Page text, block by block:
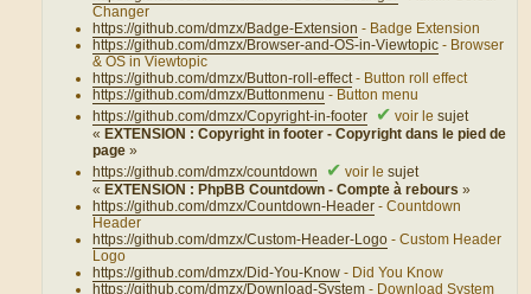
Changer
https://github.com/dmzx/Badge-Extension - Badge Extension
https://github.com/dmzx/Browser-and-OS-in-Viewtopic - Browser
& OS in Viewtopic
https://github.com/dmzx/Button-roll-effect - Button roll effect
https://github.com/dmzx/Buttonmenu - Button menu
https://github.com/dmzx/Copyright-in-footer
✔ voir lesujet
« EXTENSION : Copyright in footer - Copyright dans le pied de
page»
https://github.com/dmzx/countdown
✔ voir lesujet
« EXTENSION : PhpBB Countdown - Compte à rebours»
https://github.com/dmzx/Countdown-Header - Countdown
Header
https://github.com/dmzx/Custom-Header-Logo - Custom Header
Logo
https://github.com/dmzx/Did-You-Know - Did You Know
https://github.com/dmzx/Download-System - Download System